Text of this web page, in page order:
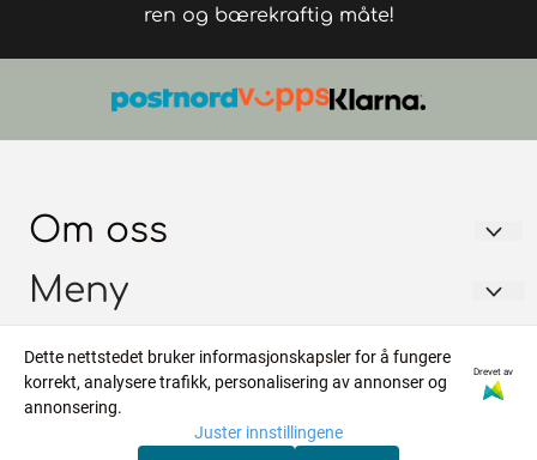
ren og bærekraftig måte!
Om oss
FRISØRGROSSISTEN AS
2068 JESSHEIM
Org. nr. 964555400
45865479
Meny
Personvern
Info
Forsendelse
Nyhetsbrev
Dette nettstedet bruker informasjonskapsler for å fungere
korrekt, analysere trafikk, personalisering av annonser og
annonsering.
Drevet av
Juster innstillingene